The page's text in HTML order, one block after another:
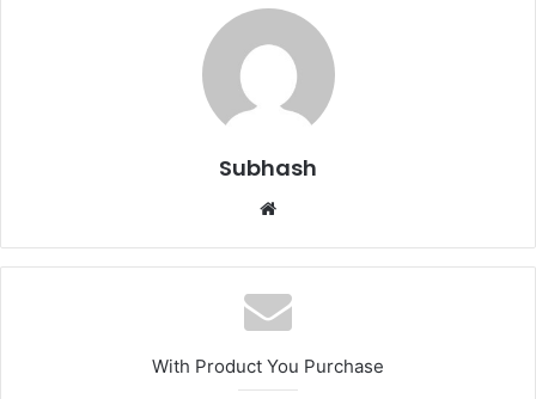
Subhash
b
s
i
e
With Product You Purchase